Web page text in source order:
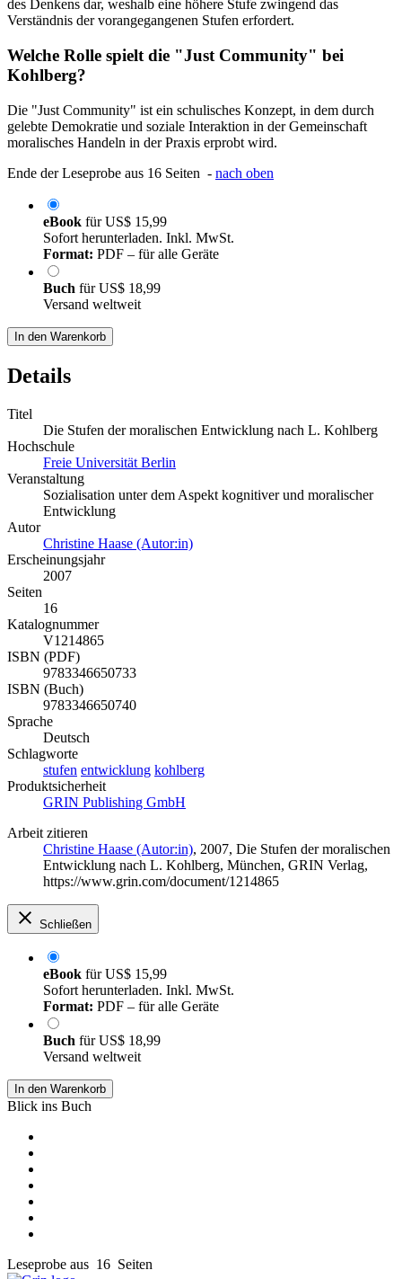
des Denkens dar, weshalb eine höhere Stufe zwingend das
Verständnis der vorangegangenen Stufen erfordert.
Welche Rolle spielt die "Just Community" bei
Kohlberg?
Die "Just Community" ist ein schulisches Konzept, in dem durch
gelebte Demokratie und soziale Interaktion in der Gemeinschaft
moralisches Handeln in der Praxis erprobt wird.
Ende der Leseprobe aus 16 Seiten - nach oben
eBook fürUS$ 15,99
Sofort herunterladen. Inkl. MwSt.
Format: PDF – für alle Geräte
Buch fürUS$ 18,99
Versand weltweit
In den Warenkorb
Details
Titel
Die Stufen der moralischen Entwicklung nach L. Kohlberg
Hochschule
Freie Universität Berlin
Veranstaltung
Sozialisation unter dem Aspekt kognitiver und moralischer
Entwicklung
Autor
Christine Haase (Autor:in)
Erscheinungsjahr
2007
Seiten
16
Katalognummer
V1214865
ISBN (PDF)
9783346650733
ISBN (Buch)
9783346650740
Sprache
Deutsch
Schlagworte
stufen entwicklung kohlberg
Produktsicherheit
GRIN Publishing GmbH
Arbeit zitieren
Christine Haase (Autor:in), 2007, Die Stufen der moralischen
Entwicklung nach L. Kohlberg, München, GRIN Verlag,
https://www.grin.com/document/1214865
Schließen
eBook fürUS$ 15,99
Sofort herunterladen. Inkl. MwSt.
Format: PDF – für alle Geräte
Buch fürUS$ 18,99
Versand weltweit
In den Warenkorb
Blick ins Buch
Leseprobe aus 16 Seiten